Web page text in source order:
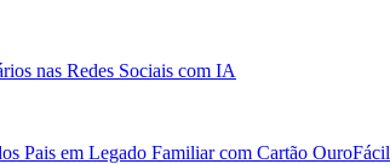
nas Redes Sociais com IA
Pais em Legado Familiar com Cartão OuroFácil